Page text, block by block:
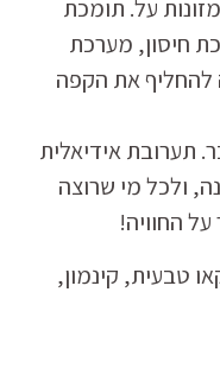
על. תומכת
חיסון, מערכת
להחליף את הקפה
תערובת אידיאלית
ולכל מי שרוצה
החוויה!
טבעית, קינמון,